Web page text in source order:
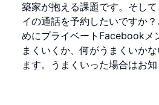
築家が抱える課題です。そし
イの通話を予約したいですか
めにプライベートFacebookメ
まくいくか、何がうまくいか
ます。うまくいった場合はお知